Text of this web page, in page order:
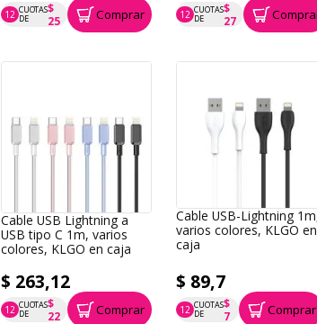
12 CUOTAS
DE
$
25
P.T.F. $ 301 Comprar 12 CUOTAS
DE
$
27
P.T.F. $ 320
Cable USB Lightning a
USB tipo C 1m, varios
colores, KLGO en caja
$ 263,12
12 CUOTAS
DE
$
22
P.T.F. $ 263 Comprar
Cable USB-Lightning
varios colores, KLGO en
caja
$ 89,7
12 CUOTAS
DE
$
7
P.T.F. $ 90 Comprar